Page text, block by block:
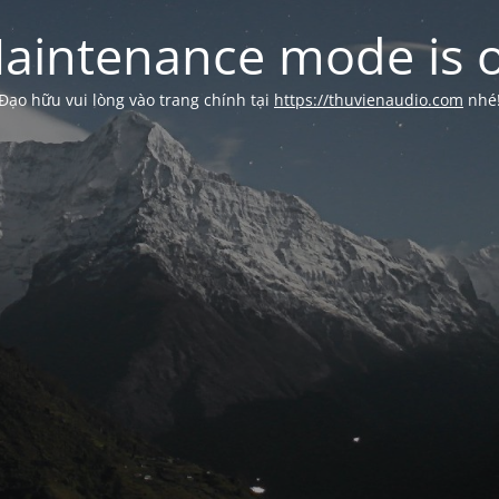
mode is
hữu vui lòng vào trang chính tại https://thuvienaudio.com